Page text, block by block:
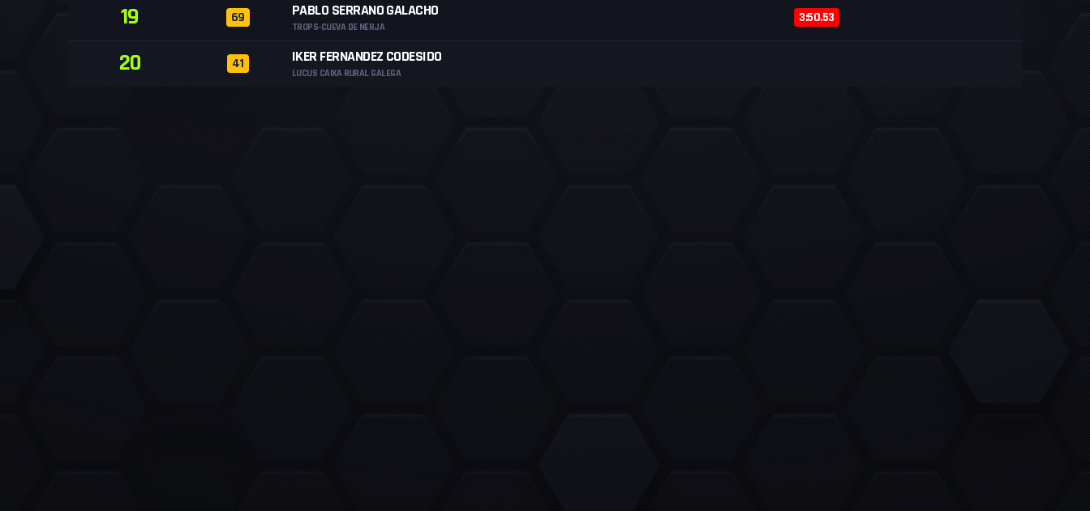
19 69 PABLO SERRANO GALACHO
TROPS-CUEVA DE NERJA
3:50.53
20 41 IKER FERNANDEZ CODESIDO
LUCUS CAIXA RURAL GALEGA